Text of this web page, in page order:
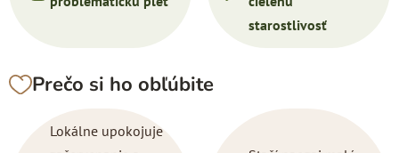
starostlivosť
Prečo si ho obľúbite
Lokálne upokojuje